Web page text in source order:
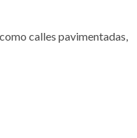
calles pavimentadas,